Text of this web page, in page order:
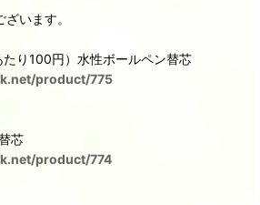
います。
り100円）水性ボールペン替芯
product/775
芯
product/774